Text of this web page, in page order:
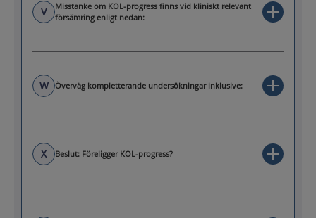
V
Misstanke om KOL-progress finns vid kliniskt relevant
försämring enligt nedan:
W Överväg kompletterande undersökningar inklusive:
X Beslut: Föreligger KOL-progress?